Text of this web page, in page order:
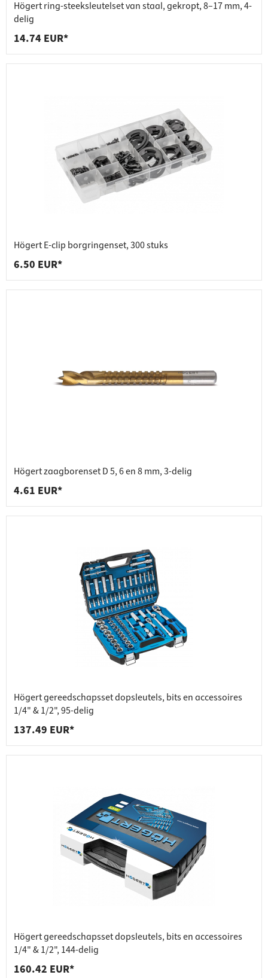
Högert ring-steeksleutelset van staal, gekropt, 8–17 mm, 4-
delig
14.74 EUR*
Högert E-clip borgringenset, 300 stuks
6.50 EUR*
Högert zaagborenset D 5, 6 en 8 mm, 3-delig
4.61 EUR*
Högert gereedschapsset dopsleutels, bits en accessoires
1/4" & 1/2", 95-delig
137.49 EUR*
Högert gereedschapsset dopsleutels, bits en accessoires
1/4" & 1/2", 144-delig
160.42 EUR*